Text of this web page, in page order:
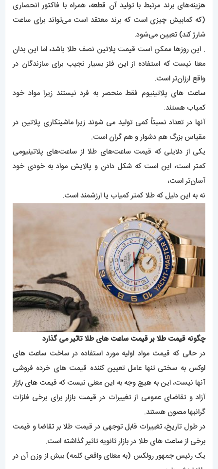
هزینه‌های برند مرتبط با تولید آن قطعه، همراه با فاکتور انحصاری
(که کمابیش چیزی است که برند معتقد است می‌تواند برای ساعت
شارژ کند) تعیین می‌شود.
. این روزها ممکن است قیمت پلاتین نصف طلا باشد، اما این بدان
معنا نیست که استفاده از این فلز بسیار نجیب برای سازندگان در
واقع ارزان‌تر است.
ساعت های پلاتینیوم فقط منحصر به فرد نیستند زیرا مواد خود
کمیاب هستند.
آنها در تعداد نسبتاً کمی تولید می شوند زیرا ماشینکاری پلاتین در
مقیاس بزرگ هم دشوار و هم گران است.
یکی از دلایلی که قیمتساعت‌های طلا از ساعت‌های پلاتینیومی
کمتر است، این است که شکل دادن و پالایش مواد به خودی خود
آسان‌تر است،
نه به این دلیل که طلا کمتر کمیاب یا ارزشمند است.
چگونه قیمت طلا بر قیمت ساعت های طلا تاثیر می گذارد
در حالی که قیمت مواد اولیه مورد استفاده در ساخت ساعت های
لوکس به سختی تنها عامل تعیین کننده قیمت های خرده فروشی
آنها نیست، این به هیچ وجه به این معنی نیست که قیمت های بازار
آزادو تقاضای عمومی از تغییرات در قیمت بازاربرای برخی فلزات
گرانبها مصون هستند.
در طول تاریخ، تغییرات قابل توجهی در قیمت طلا بر تقاضا و قیمت
برخی ازساعت های طلا در بازار ثانویه تاثیر گذاشته است.
یک رئیس جمهور رولکس (به معنای واقعی کلمه) بیش از وزن آن در